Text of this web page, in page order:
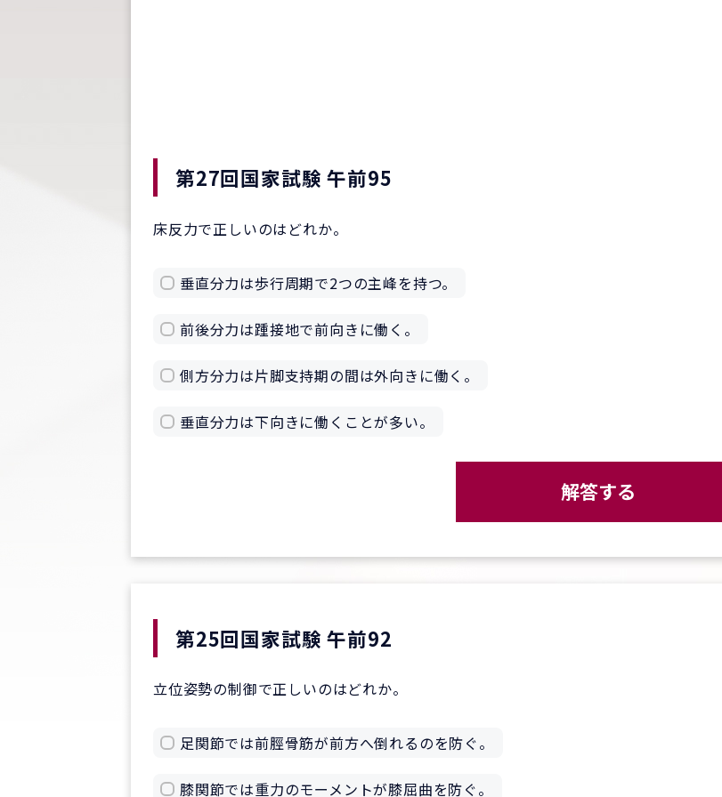
第27回国家試験 午前95
床反力で正しいのはどれか。
垂直分力は歩行周期で2つの主峰を持つ。
前後分力は踵接地で前向きに働く。
側方分力は片脚支持期の間は外向きに働く。
垂直分力は下向きに働くことが多い。
解答する
第25回国家試験 午前92
立位姿勢の制御で正しいのはどれか。
足関節では前脛骨筋が前方へ倒れるのを防ぐ。
膝関節では重力のモーメントが膝屈曲を防ぐ。